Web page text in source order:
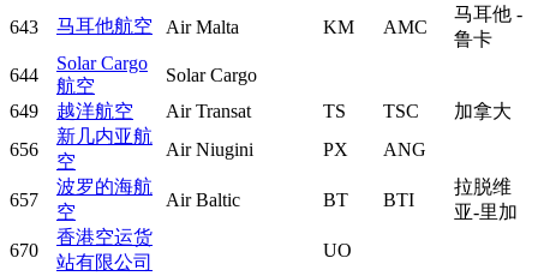
643 马耳他航空 Air Malta KM AMC
马耳他 -
鲁卡
644
Solar Cargo
航空
Solar Cargo
649
越洋航空 Air Transat TS TSC
加拿大
656
新几内亚航
空
Air Niugini PX ANG
657
波罗的海航
空
Air Baltic BT BTI
拉脱维
亚-里加
670
香港空运货
站有限公司
UO